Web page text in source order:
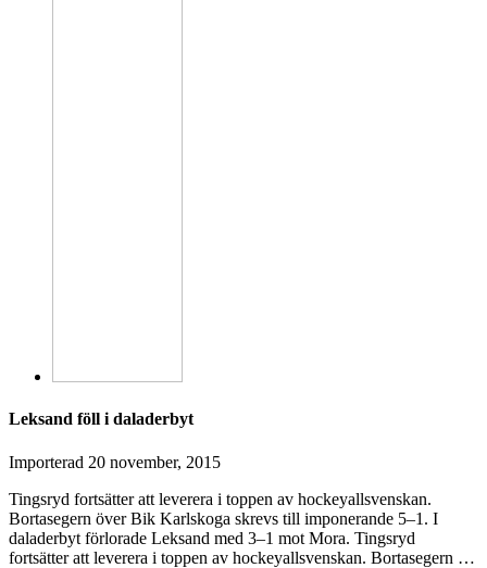
Leksand föll i daladerbyt
Importerad 20 november, 2015
Tingsryd fortsätter att leverera i toppen av hockeyallsvenskan.
Bortasegern över Bik Karlskoga skrevs till imponerande 5–1. I
daladerbyt förlorade Leksand med 3–1 mot Mora. Tingsryd
fortsätter att leverera i toppen av hockeyallsvenskan. Bortasegern …